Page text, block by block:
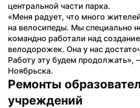
центральной части парка.
«Меня радует, что много
на велосипеды. Мы специально
командно работали над
велодорожек. Она у нас
Работу эту будем продолжать»,
Ноябрьска.
Ремонты
учреждений